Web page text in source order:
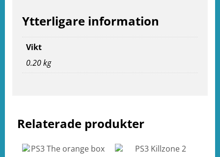
Relaterade produkter
Ytterligare information
Vikt
0.20 kg